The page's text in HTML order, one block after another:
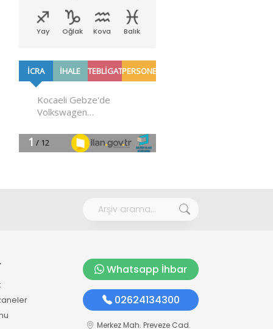
Yay Oğlak Kova Balık
Whatsapp İhbar
02624134300
Merkez Mah. Preveze Cad.